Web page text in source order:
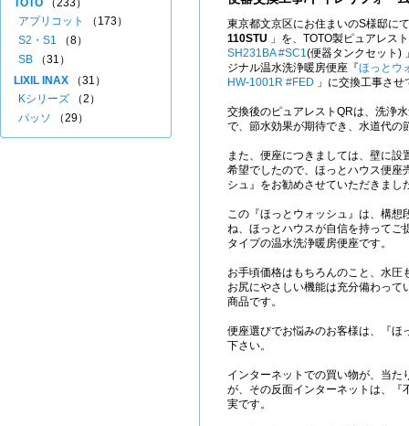
東京都文京区にお住まいのS様邸に
110STU 」を、TOTO製ピュアレス
SH231BA #SC1(便器タンクセット)
ジナル温水洗浄暖房便座『ほっとウ
HW-1001R #FED 」に交換工事さ
交換後のピュアレストQRは、洗浄
で、節水効果が期待でき、水道代の
また、便座につきましては、壁に設
希望でしたので、ほっとハウス便座
シュ』をお勧めさせていただきまし
この『ほっとウォッシュ』は、構想
ね、ほっとハウスが自信を持ってご
タイプの温水洗浄暖房便座です。
お手頃価格はもちろんのこと、水圧
お尻にやさしい機能は充分備わって
商品です。
便座選びでお悩みのお客様は、『ほ
下さい。
インターネットでの買い物が、当た
が、その反面インターネットは、『
実です。
TOTO （233）
アプリコット
（173）
S2・S1 （8）
SB （31）
LIXIL INAX （31）
Kシリーズ （2）
パッソ （29）